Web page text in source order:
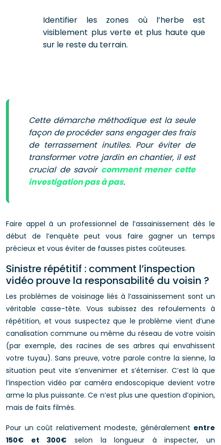
Identifier les zones où l’herbe est
visiblement plus verte et plus haute que
sur le reste du terrain.
Cette démarche méthodique est la seule
façon de procéder sans engager des frais
de terrassement inutiles. Pour éviter de
transformer votre jardin en chantier, il est
crucial de savoir comment mener cette
investigation pas à pas.
Faire appel à un professionnel de l’assainissement dès le
début de l’enquête peut vous faire gagner un temps
précieux et vous éviter de fausses pistes coûteuses.
Sinistre répétitif : comment l’inspection
vidéo prouve la responsabilité du voisin ?
Les problèmes de voisinage liés à l’assainissement sont un
véritable casse-tête. Vous subissez des refoulements à
répétition, et vous suspectez que le problème vient d’une
canalisation commune ou même du réseau de votre voisin
(par exemple, des racines de ses arbres qui envahissent
votre tuyau). Sans preuve, votre parole contre la sienne, la
situation peut vite s’envenimer et s’éterniser. C’est là que
l’inspection vidéo par caméra endoscopique devient votre
arme la plus puissante. Ce n’est plus une question d’opinion,
mais de faits filmés.
Pour un coût relativement modeste, généralement entre
150€ et 300€ selon la longueur à inspecter, un